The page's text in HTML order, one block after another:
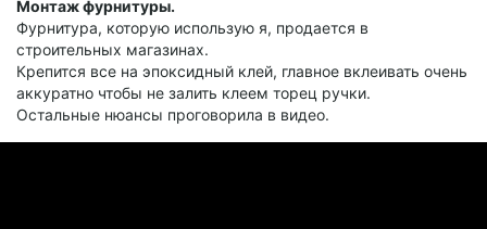
Монтаж фурнитуры.
Фурнитура, которую использую я, продается в
строительных магазинах.
Крепится все на эпоксидный клей, главное вклеивать очень
аккуратно чтобы не залить клеем торец ручки.
Остальные нюансы проговорила в видео.